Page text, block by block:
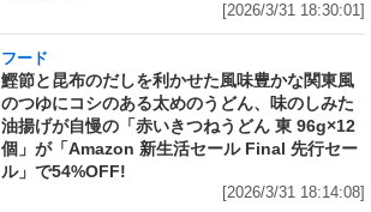
[2026/3/31 18:30:01]
フード
鰹節と昆布のだしを利かせた風味豊かな関東風
のつゆにコシのある太めのうどん、味のしみた
油揚げが自慢の「赤いきつねうどん 東 96g×12
個」が「Amazon 新生活セール Final 先行セー
ル」で54%OFF!
[2026/3/31 18:14:08]